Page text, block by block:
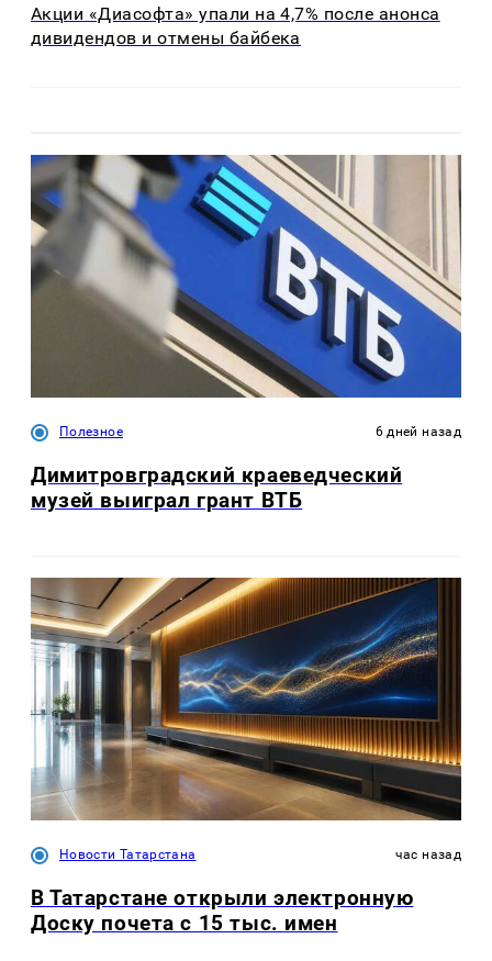
Акции «Диасофта» упали на 4,7% после анонса
дивидендов и отмены байбека
Полезное 6 дней назад
Димитровградский краеведческий
музей выиграл грант ВТБ
Новости Татарстана час назад
В Татарстане открыли электронную
Доску почета с 15 тыс. имен